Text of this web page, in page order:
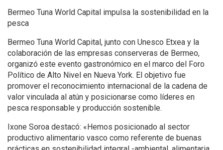
Bermeo Tuna World Capital impulsa la sostenibilidad en la
pesca
Bermeo Tuna World Capital, junto con Unesco Etxea y la
colaboración de las empresas conserveras de Bermeo,
organizó este evento gastronómico en el marco del Foro
Político de Alto Nivel en Nueva York. El objetivo fue
promover el reconocimiento internacional de la cadena de
valor vinculada al atún y posicionarse como líderes en
pesca responsable y producción sostenible.
Ixone Soroa destacó: «Hemos posicionado al sector
productivo alimentario vasco como referente de buenas